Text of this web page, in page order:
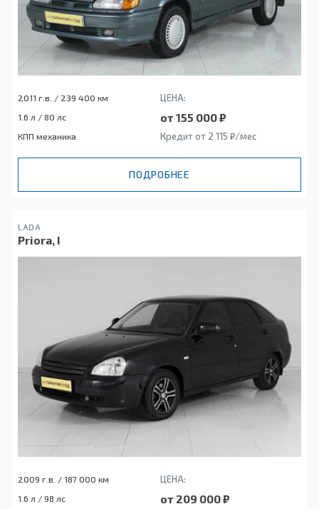
2011 г.в. / 239 400 км ЦЕНА:
1.6 л / 80 лс от 155 000 ₽
КПП механика Кредит от 2 115 ₽/мес
ПОДРОБНЕЕ
LADA
Priora, I
2009 г.в. / 187 000 км ЦЕНА:
1.6 л / 98 лс от 209 000 ₽